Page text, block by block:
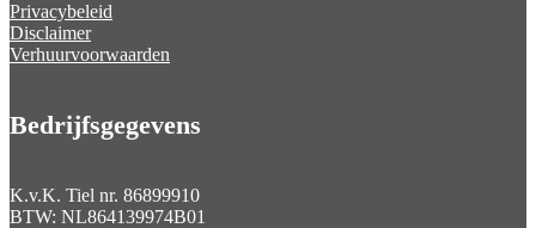
Privacybeleid
Disclaimer
Verhuurvoorwaarden
Bedrijfsgegevens
K.v.K. Tiel nr. 86899910
BTW: NL864139974B01